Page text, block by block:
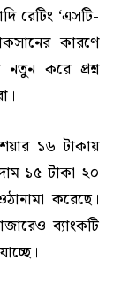
রেটিং ‘এসটি-
কারণে
নতুন করে প্রশ্ন
১৬ টাকায়
১৫ টাকা ২০
করেছে।
ব্যাংকটি